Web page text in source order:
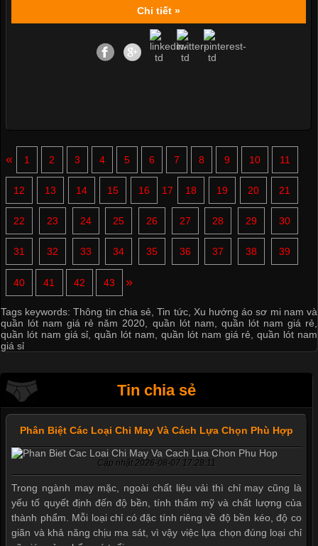
Chi tiết »
« 1 2 3 4 5 6 7 8 9 10 11
12 13 14 15 16 17 18 19 20 21
22 23 24 25 26 27 28 29 30
31 32 33 34 35 36 37 38 39
40 41 42 43 »
Tags keywords:Thông tin chia sẻ ,Tin tức, Xu hướng áo sơ mi nam và
quần lót nam giá rẻ năm 2020
quần lót nam quần lót nam giá rẻ
quần lót nam giá sỉ ,quần lót nam quần lót nam giá rẻ ,quần lót nam
giá sỉ
Tin chia sẻ
Phân Biệt Các Loại Chỉ May Và Cách Lựa Chọn Phù Hợp
Cập nhật 2026-08-07 17:28:11
Trong ngành may mặc, ngoài chất liệu vải thì chỉ may cũng là
yếu tố quyết định đến độ bền, tính thẩm mỹ và chất lượng của
thành phẩm. Mỗi loại chỉ có đặc tính riêng về độ bền kéo, độ co
giãn và khả năng chịu ma sát, vì vậy việc lựa chọn đúng loại chỉ